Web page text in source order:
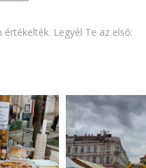
Legyél Te az első: